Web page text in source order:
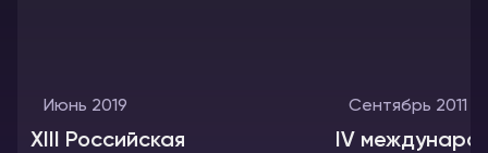
Июнь 2019
XIII Российская
Сентябрь 2011
IV